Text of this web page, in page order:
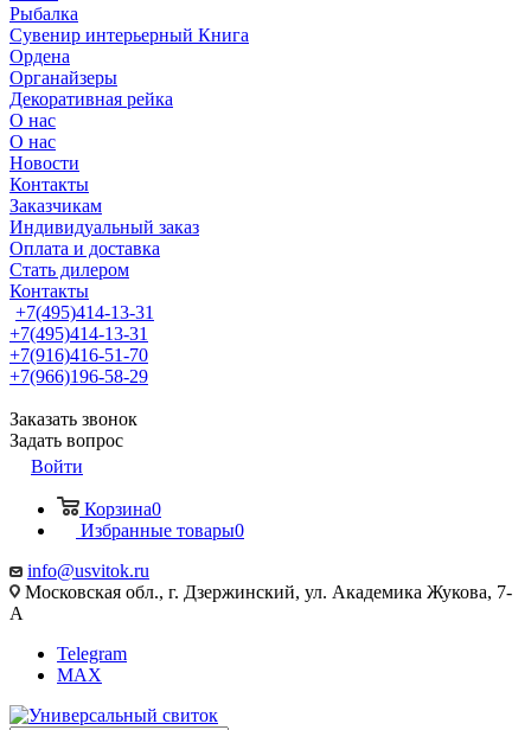
Рыбалка
Сувенир интерьерный Книга
Ордена
Органайзеры
Декоративная рейка
О нас
О нас
Новости
Контакты
Заказчикам
Индивидуальный заказ
Оплата и доставка
Стать дилером
Контакты
+7(495)414-13-31
+7(495)414-13-31
+7(916)416-51-70
+7(966)196-58-29
Заказать звонок
Задать вопрос
Войти
Корзина0
Избранные товары0
info@usvitok.ru
Московская обл., г. Дзержинский, ул. Академика Жукова, 7-
А
Telegram
MAX